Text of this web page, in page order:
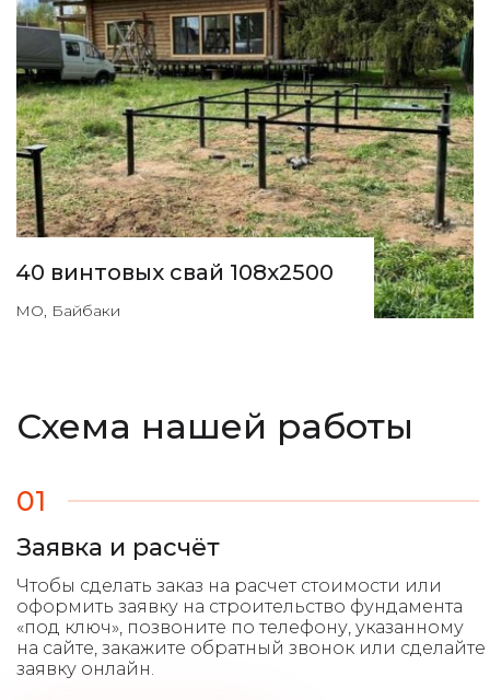
40 винтовых свай 108х2500
МО, Байбаки
Схема нашей работы
01
Заявка и расчёт
Чтобы сделать заказ на расчет стоимости или
оформить заявку на строительство фундамента
«под ключ», позвоните по телефону, указанному
на сайте, закажите обратный звонок или сделайте
заявку онлайн.